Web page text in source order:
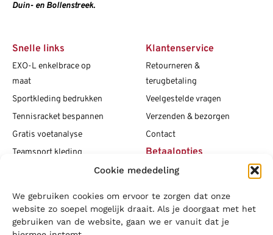
Cookie mededeling
We gebruiken cookies om ervoor te zorgen dat onze
website zo soepel mogelijk draait. Als je doorgaat met het
gebruiken van de website, gaan we er vanuit dat je
Duin- en Bollenstreek.
Snelle links
EXO-L enkelbrace op
maat
Sportkleding bedrukken
Tennisracket bespannen
Gratis voetanalyse
Teamsport kleding
Vacatures
Blogs
Klantenservice
Retourneren &
terugbetaling
Veelgestelde vragen
Verzenden & bezorgen
Contact
Betaalopties
Social media